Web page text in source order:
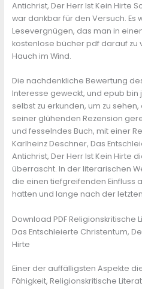
Antichrist, Der Herr Ist Kein Hirte
war dankbar für den Versuch. Es
Lesevergnügen, das man in
kostenlose bücher pdf darauf zu
Hauch im Wind.
Die nachdenkliche Bewertung
Interesse geweckt, und epub bin
selbst zu erkunden, um zu
seiner glühenden Rezension
und fesselndes Buch, mit einer
Karlheinz Deschner, Das
Antichrist, Der Herr Ist Kein Hirte
überrascht. In der literarischen
die einen tiefgreifenden Einfluss
hatten und lange nach der
Download PDF Religionskritische
Das Entschleierte Christentum,
Hirte
Einer der auffälligsten Aspekte
Fähigkeit, Religionskritische